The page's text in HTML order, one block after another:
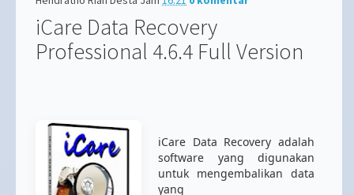
iCare Data Recovery
Professional 4.6.4 Full Version
iCare Data Recovery adalah
software yang digunakan
untuk mengembalikan data
yang